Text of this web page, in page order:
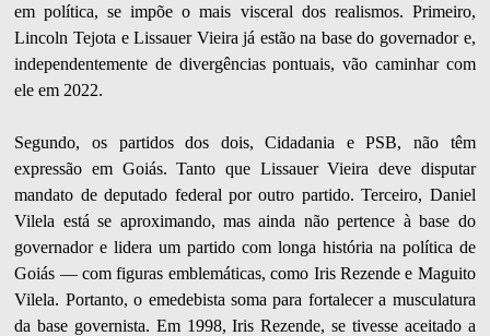
em política, se impõe o mais visceral dos realismos. Primeiro,
Lincoln Tejota e Lissauer Vieira já estão na base do governador e,
independentemente de divergências pontuais, vão caminhar com
ele em 2022.
Segundo, os partidos dos dois, Cidadania e PSB, não têm
expressão em Goiás. Tanto que Lissauer Vieira deve disputar
mandato de deputado federal por outro partido. Terceiro, Daniel
Vilela está se aproximando, mas ainda não pertence à base do
governador e lidera um partido com longa história na política de
Goiás — com figuras emblemáticas, como Iris Rezende e Maguito
Vilela. Portanto, o emedebista soma para fortalecer a musculatura
da base governista. Em 1998, Iris Rezende, se tivesse aceitado a